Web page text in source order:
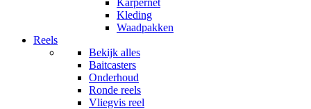
Karpernet
Kleding
Waadpakken
Reels
Bekijk alles
Baitcasters
Onderhoud
Ronde reels
Vliegvis reel